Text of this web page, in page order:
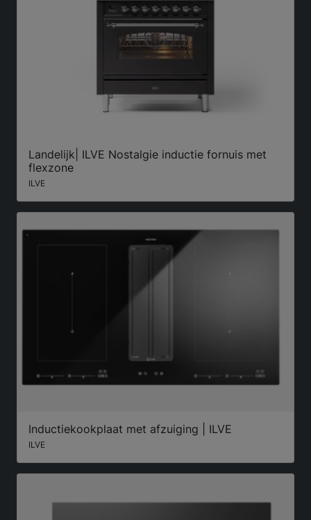
Landelijk| ILVE Nostalgie inductie fornuis met
flexzone
ILVE
Inductiekookplaat met afzuiging | ILVE
ILVE